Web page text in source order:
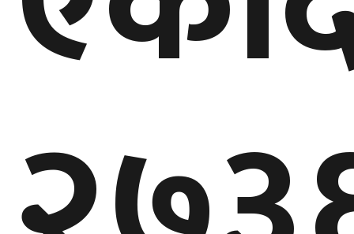
कर्णाली
प्रदेश
विचार
मनाेरञ्जन